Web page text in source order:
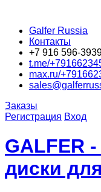
Galfer Russia
Контакты
+7 916 596-
t.me/
max.ru/
Заказы
Регистрация Вход
GALFER
диски